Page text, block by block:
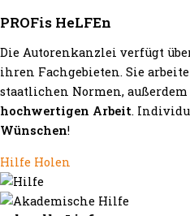
PROFis HeLFEn
Die Autorenkanzlei verfügt
ihren Fachgebieten. Sie
staatlichen Normen,
hochwertigen Arbeit.
Wünschen!
Hilfe Holen